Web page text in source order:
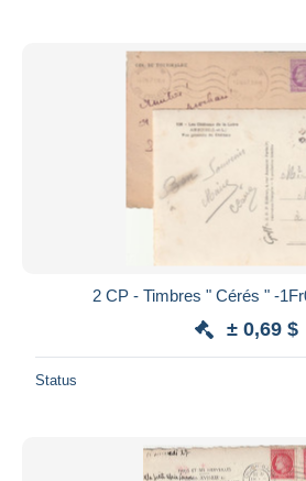
2 CP - Timbres " Cérés " -
± 0,69 $
Status